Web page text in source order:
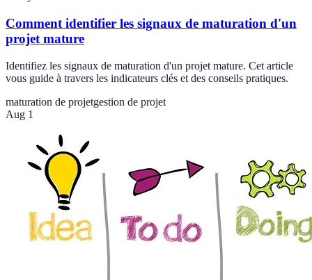
Comment identifier les signaux de maturation d'un
projet mature
Identifiez les signaux de maturation d'un projet mature. Cet article
vous guide à travers les indicateurs clés et des conseils pratiques.
maturation de projetgestion de projet
Aug 1